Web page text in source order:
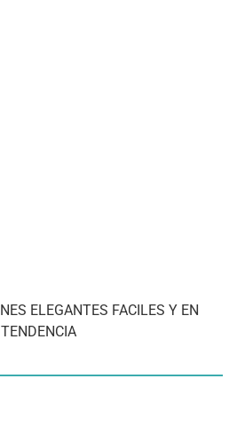
ELEGANTES FACILES Y EN
TENDENCIA